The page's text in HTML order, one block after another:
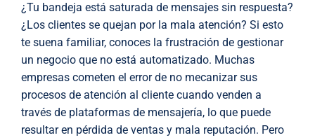
¿Tu bandeja está saturada de mensajes sin respuesta?
¿Los clientes se quejan por la mala atención? Si esto
te suena familiar, conoces la frustración de gestionar
un negocio que no está automatizado. Muchas
empresas cometen el error de no mecanizar sus
procesos de atención al cliente cuando venden a
través de plataformas de mensajería, lo que puede
resultar en pérdida de ventas y mala reputación. Pero